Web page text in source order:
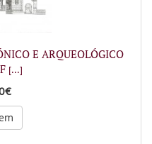
E ARQUEOLÓGICO
[...]